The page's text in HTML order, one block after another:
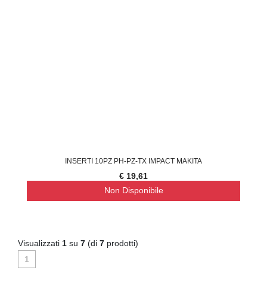
INSERTI 10PZ PH-PZ-TX IMPACT MAKITA
€ 19,61
Non Disponibile
Visualizzati 1 su 7 (di 7 prodotti)
1